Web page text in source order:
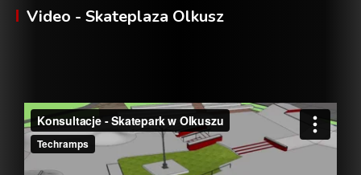
Video - Skateplaza Olkusz